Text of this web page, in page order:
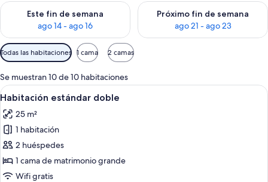
Este fin de semana
ago 14 - ago 16
Consulta la disponibilidad para este fin de semana, ago 14 -
Próximo fin de semana
ago 21 - ago 23
Consulta la disponibilidad
Filtros
disponibles
para
las
habitaciones
Todas las habitaciones 1 cama 2 camas
Se muestran 10 de 10 habitaciones
Abrir
todas
las
fotos
de
Habitación
estándar
Un dormitorio moderno con un
8
Habitación estándar doble
25 m²
1 habitación
2 huéspedes
1 cama de matrimonio grande
Wifi gratis